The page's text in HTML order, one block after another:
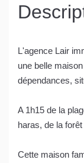
L'agence Lair
une belle
dépendances,
A 1h15 de la
haras, de la
Cette maison